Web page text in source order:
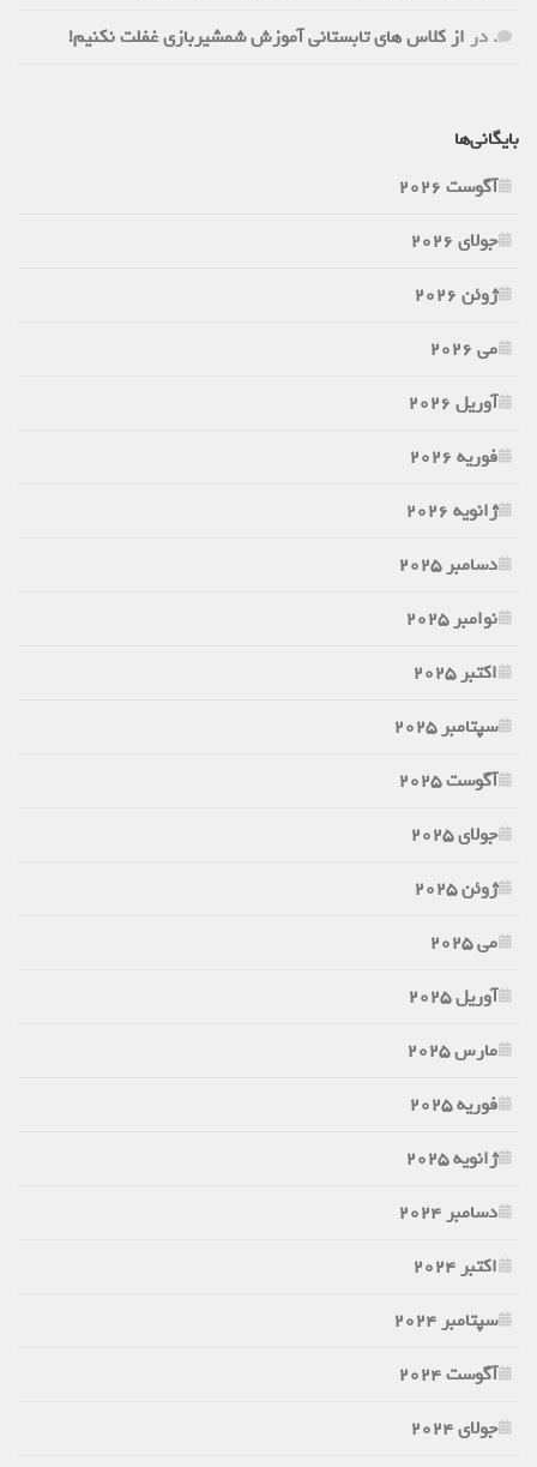
. در از کلاس های تابستانی آموزش شمشیربازی غفلت نکنیم!
بایگانی‌ها
آگوست 2026
جولای 2026
ژوئن 2026
می 2026
آوریل 2026
فوریه 2026
ژانویه 2026
دسامبر 2025
نوامبر 2025
اکتبر 2025
سپتامبر 2025
آگوست 2025
جولای 2025
ژوئن 2025
می 2025
آوریل 2025
مارس 2025
فوریه 2025
ژانویه 2025
دسامبر 2024
اکتبر 2024
سپتامبر 2024
آگوست 2024
جولای 2024